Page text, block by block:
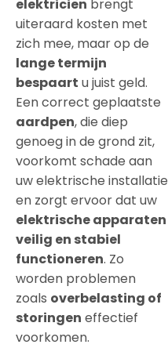
elektricien brengt
uiteraard kosten met
zich mee, maar op de
lange termijn
bespaart u juist geld.
Een correct geplaatste
aardpen, die diep
genoeg in de grond zit,
voorkomt schade aan
uw elektrische installatie
en zorgt ervoor dat uw
elektrische apparaten
veilig en stabiel
functioneren. Zo
worden problemen
zoals overbelasting of
storingen effectief
voorkomen.